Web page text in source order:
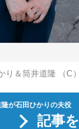
り＆筒井道隆 （C
隆が石田ひかりの夫
記事